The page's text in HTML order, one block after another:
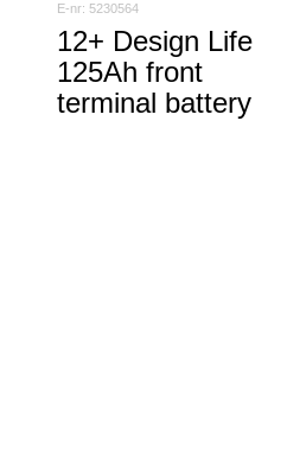
5230564
12+ Design Life
125Ah front
terminal battery